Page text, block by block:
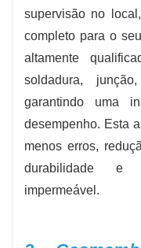
supervisão no
completo para o
altamente
soldadura,
garantindo uma
desempenho. Esta
menos erros,
durabilidade e
impermeável.